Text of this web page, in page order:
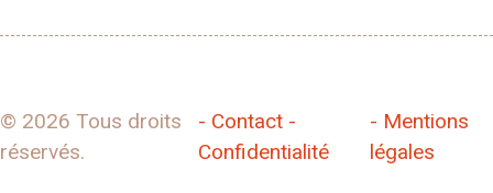
© 2026 Tous droits
réservés.
- Contact -
Confidentialité
- Mentions
légales